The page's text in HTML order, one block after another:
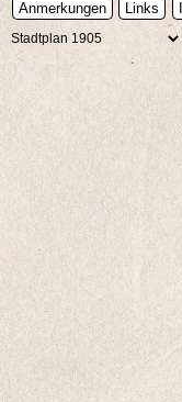
Anmerkungen Links